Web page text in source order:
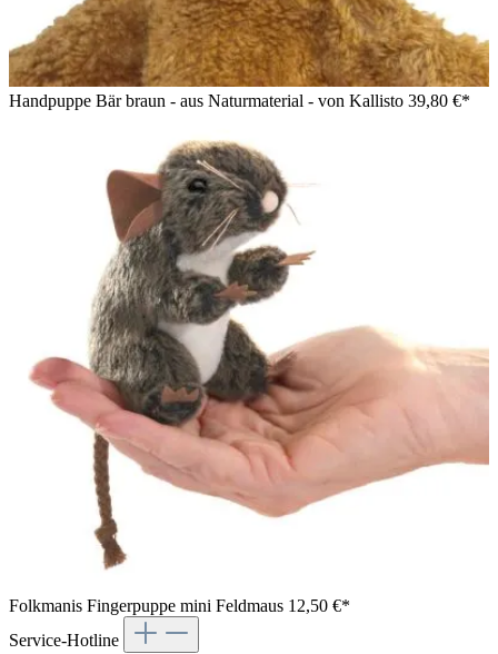
Handpuppe Bär braun - aus Naturmaterial - von Kallisto 39,80 €*
Folkmanis Fingerpuppe mini Feldmaus 12,50 €*
Service-Hotline